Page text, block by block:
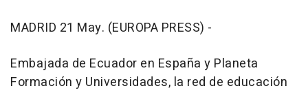
MADRID 21 May. (EUROPA PRESS) -
Embajada de Ecuador en España y Planeta
Formación y Universidades, la red de educación